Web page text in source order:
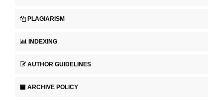
PLAGIARISM
INDEXING
AUTHOR GUIDELINES
ARCHIVE POLICY